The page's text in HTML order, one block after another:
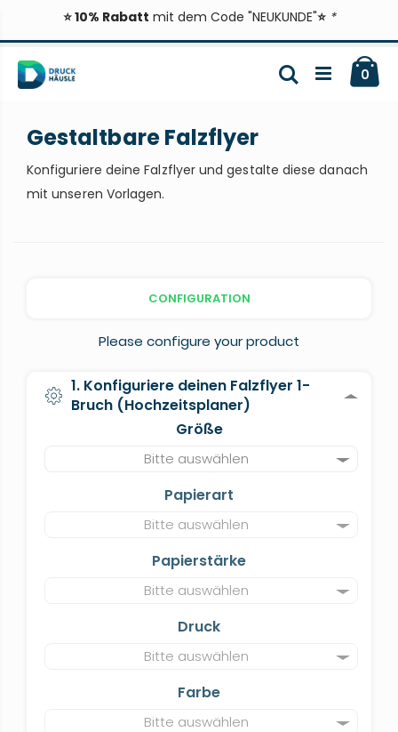
⭐ 10% Rabatt mit dem Code "NEUKUNDE"⭐ *
Inhalt
springen
0
Suche
Gestaltbare Falzflyer
Konfiguriere deine Falzflyer und gestalte diese danach
mit unseren Vorlagen.
CONFIGURATION
Please configure your product
1. Konfiguriere deinen Falzflyer 1-
Bruch (Hochzeitsplaner)
Größe
Bitte auswählen
Papierart
Bitte auswählen
Papierstärke
Bitte auswählen
Druck
Bitte auswählen
Farbe
Bitte auswählen